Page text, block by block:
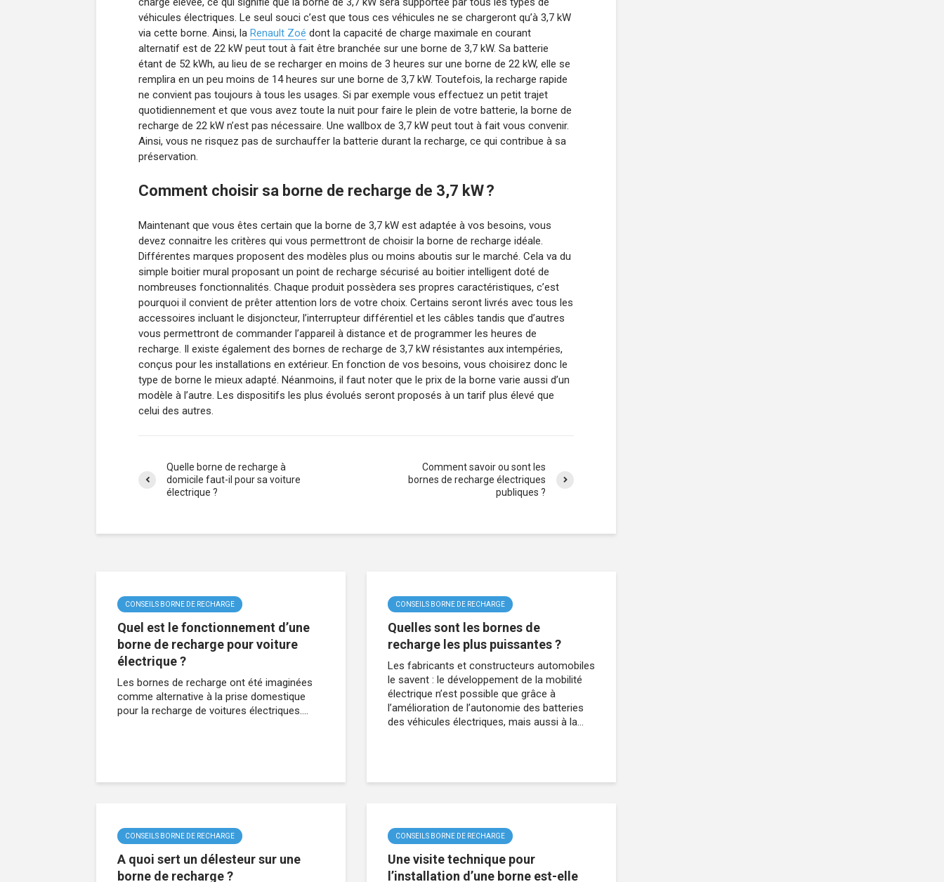
véhicules électriques. Le seul souci c’est que tous ces véhicules ne se chargeront qu’à 3,7 kW
via cette borne. Ainsi, la Renault Zoé dont la capacité de charge maximale en courant
alternatif est de 22 kW peut tout à fait être branchée sur une borne de 3,7 kW. Sa batterie
étant de 52 kWh, au lieu de se recharger en moins de 3 heures sur une borne de 22 kW, elle se
remplira en un peu moins de 14 heures sur une borne de 3,7 kW. Toutefois, la recharge rapide
ne convient pas toujours à tous les usages. Si par exemple vous effectuez un petit trajet
quotidiennement et que vous avez toute la nuit pour faire le plein de votre batterie, la borne de
recharge de 22 kW n’est pas nécessaire. Une wallbox de 3,7 kW peut tout à fait vous convenir.
Ainsi, vous ne risquez pas de surchauffer la batterie durant la recharge, ce qui contribue à sa
préservation.
Comment choisir sa borne de recharge de 3,7 kW ?
Maintenant que vous êtes certain que la borne de 3,7 kW est adaptée à vos besoins, vous
devez connaitre les critères qui vous permettront de choisir la borne de recharge idéale.
Différentes marques proposent des modèles plus ou moins aboutis sur le marché. Cela va du
simple boitier mural proposant un point de recharge sécurisé au boitier intelligent doté de
nombreuses fonctionnalités. Chaque produit possèdera ses propres caractéristiques, c’est
pourquoi il convient de prêter attention lors de votre choix. Certains seront livrés avec tous les
accessoires incluant le disjoncteur, l’interrupteur différentiel et les câbles tandis que d’autres
vous permettront de commander l’appareil à distance et de programmer les heures de
recharge. Il existe également des bornes de recharge de 3,7 kW résistantes aux intempéries,
conçus pour les installations en extérieur. En fonction de vos besoins, vous choisirez donc le
type de borne le mieux adapté. Néanmoins, il faut noter que le prix de la borne varie aussi d’un
modèle à l’autre. Les dispositifs les plus évolués seront proposés à un tarif plus élevé que
celui des autres.
Quelle borne de recharge à
domicile faut-il pour sa voiture
électrique ?
Comment savoir ou sont les
bornes de recharge électriques
publiques ?
CONSEILS BORNE DE RECHARGE
Quel est le fonctionnement d’une
borne de recharge pour voiture
électrique ?
Les bornes de recharge ont été imaginées
comme alternative à la prise domestique
pour la recharge de voitures électriques....
CONSEILS BORNE DE RECHARGE
Quelles sont les bornes de
recharge les plus puissantes ?
Les fabricants et constructeurs automobiles
le savent : le développement de la mobilité
électrique n’est possible que grâce à
l’amélioration de l’autonomie des batteries
des véhicules électriques, mais aussi à la...
CONSEILS BORNE DE RECHARGE
A quoi sert un délesteur sur une
borne de recharge ?
CONSEILS BORNE DE RECHARGE
Une visite technique pour
l’installation d’une borne est-elle